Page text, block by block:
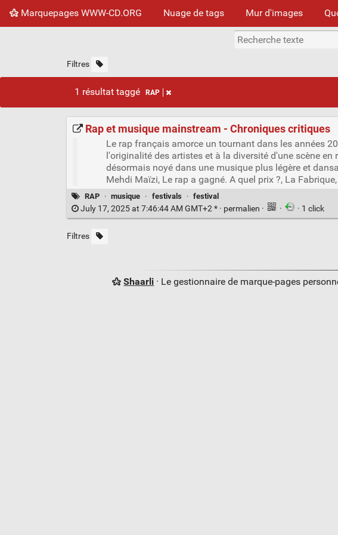
Marquepages WWW-CD.ORG Nuage de tags Mur d'images
Filtres
1 résultat taggé RAP
Rap et musique mainstream - Chroniques critiques
Le rap français amorce un tournant dans les années
l'originalité des artistes et à la diversité d'une scène
désormais noyé dans une musique plus légère et
Mehdi Maïzi, Le rap a gagné. A quel prix ?, La
RAP · musique · festivals · festival
July 17, 2025 at 7:46:44 AM GMT+2 * · permalien · · · 1 click
Filtres
Shaarli · Le gestionnaire de marque-pages